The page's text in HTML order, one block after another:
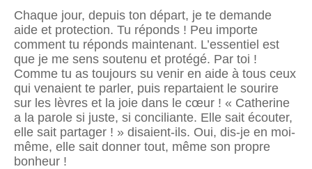
Chaque jour, depuis ton départ, je te demande
aide et protection. Tu réponds ! Peu importe
comment tu réponds maintenant. L’essentiel est
que je me sens soutenu et protégé. Par toi !
Comme tu as toujours su venir en aide à tous ceux
qui venaient te parler, puis repartaient le sourire
sur les lèvres et la joie dans le cœur ! « Catherine
a la parole si juste, si conciliante. Elle sait écouter,
elle sait partager ! » disaient-ils. Oui, dis-je en moi-
même, elle sait donner tout, même son propre
bonheur !